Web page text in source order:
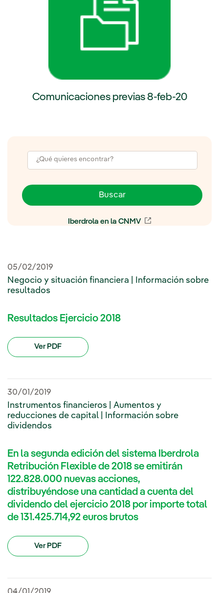
Comunicaciones previas 8-feb-20
Buscar
Iberdrola en la CNMV
05/02/2019
Negocio y situación financiera | Información sobre
resultados
Resultados Ejercicio 2018
Ver PDF
30/01/2019
Instrumentos financieros | Aumentos y
reducciones de capital | Información sobre
dividendos
En la segunda edición del sistema Iberdrola
Retribución Flexible de 2018 se emitirán
122.828.000 nuevas acciones,
distribuyéndose una cantidad a cuenta del
dividendo del ejercicio 2018 por importe total
de 131.425.714,92 euros brutos
Ver PDF